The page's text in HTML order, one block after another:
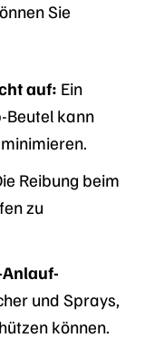
Sie
auf: Ein
Beutel kann
Reibung beim
zu
und Sprays,
können.